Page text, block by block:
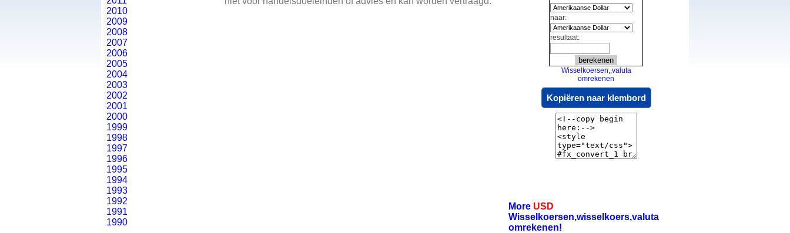
2010
2009
2008
2007
2006
2005
2004
2003
2002
2001
2000
1999
1998
1997
1996
1995
1994
1993
1992
1991
1990
naar:
resultaat:
Wisselkoersen,,valuta
omrekenen
Kopiëren naar klembord
More USD
Wisselkoersen,wisselkoers,valuta
omrekenen!